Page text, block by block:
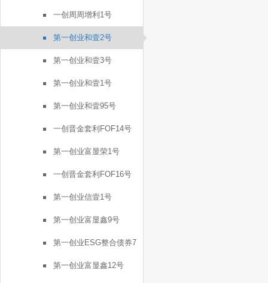
一创周周增利1号
第一创业和壹2号
第一创业和壹3号
第一创业和壹1号
第一创业和壹95号
一创晋金套利FOF14号
第一创业富显荣1号
一创晋金套利FOF16号
第一创业信壹1号
第一创业富显鑫9号
第一创业ESG整合债券7
号
第一创业富显鑫12号